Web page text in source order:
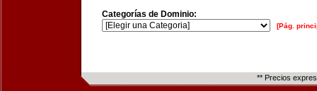
Categorías de Dominio:
[Pág.
** Precios